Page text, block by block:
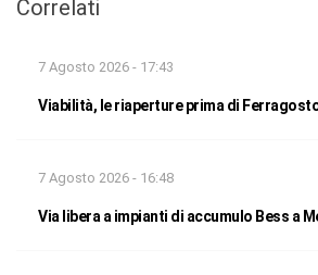
Correlati
7 Agosto 2026 - 17:43
Viabilità, le riaperture prima di
7 Agosto 2026 - 16:48
Via libera a impianti di accumulo Bess a